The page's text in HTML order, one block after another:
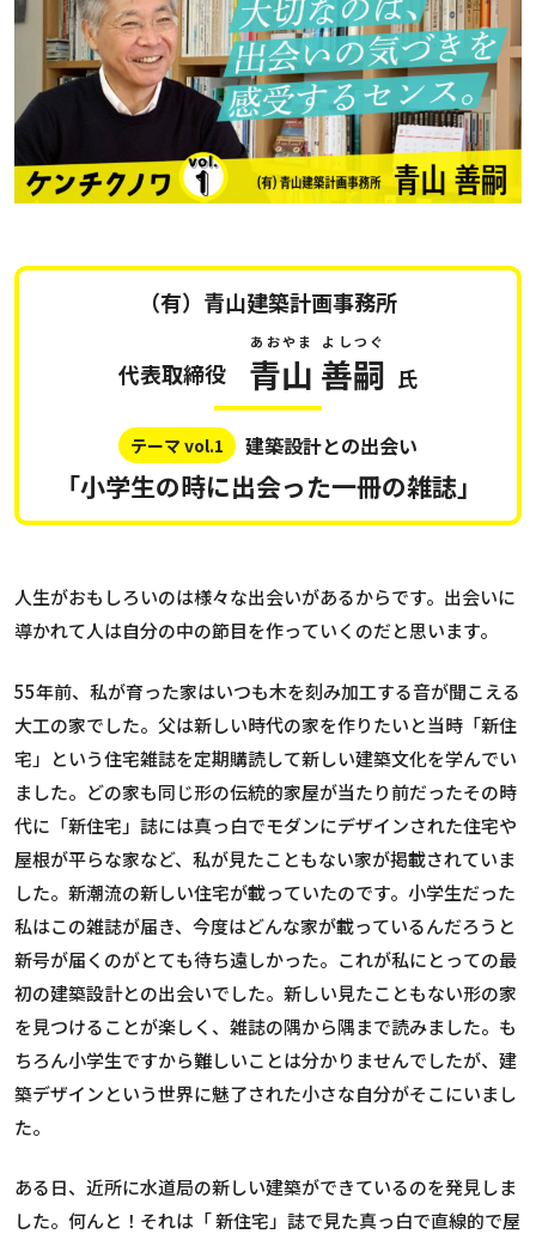
（有）青山建築計画事務所
代表取締役 青山
あおやま
善嗣
よしつぐ
氏
テーマ vol.1 建築設計との出会い
「小学生の時に出会った一冊の雑誌」
人生がおもしろいのは様々な出会いがあるからです。出会いに
導かれて人は自分の中の節目を作っていくのだと思います。
55年前、私が育った家はいつも木を刻み加工する音が聞こえる
大工の家でした。父は新しい時代の家を作りたいと当時「新住
宅」という住宅雑誌を定期購読して新しい建築文化を学んでい
ました。どの家も同じ形の伝統的家屋が当たり前だったその時
代に「新住宅」誌には真っ白でモダンにデザインされた住宅や
屋根が平らな家など、私が見たこともない家が掲載されていま
した。新潮流の新しい住宅が載っていたのです。小学生だった
私はこの雑誌が届き、今度はどんな家が載っているんだろうと
新号が届くのがとても待ち遠しかった。これが私にとっての最
初の建築設計との出会いでした。新しい見たこともない形の家
を見つけることが楽しく、雑誌の隅から隅まで読みました。も
ちろん小学生ですから難しいことは分かりませんでしたが、建
築デザインという世界に魅了された小さな自分がそこにいまし
た。
ある日、近所に水道局の新しい建築ができているのを発見しま
した。何んと！それは「 新住宅」誌で見た真っ白で直線的で屋